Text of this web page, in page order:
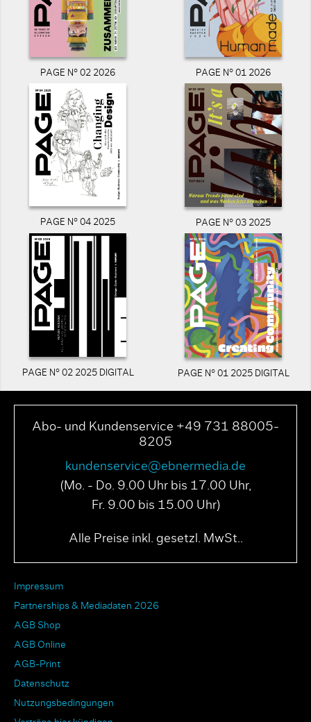
PAGE N° 02 2026 PAGE N° 01 2026
PAGE N° 04 2025 PAGE N° 03 2025
PAGE N° 02 2025 DIGITAL PAGE N° 01 2025 DIGITAL
Abo- und Kundenservice +49 731 88005-
8205
kundenservice@ebnermedia.de
(Mo. - Do. 9.00 Uhr bis 17.00 Uhr,
Fr. 9.00 bis 15.00 Uhr)
Alle Preise inkl. gesetzl. MwSt..
Impressum
Partnerships & Mediadaten 2026
AGB Shop
AGB Online
AGB-Print
Datenschutz
Nutzungsbedingungen